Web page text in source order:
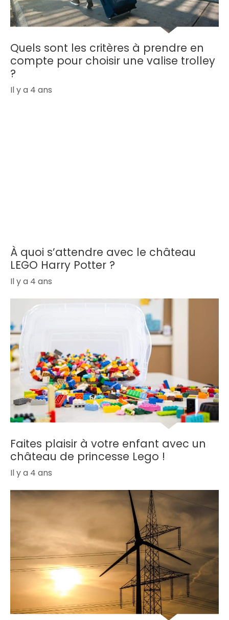
Quels sont les critères à prendre en
compte pour choisir une valise trolley
?
Il y a 4 ans
À quoi s’attendre avec le château
LEGO Harry Potter ?
Il y a 4 ans
Faites plaisir à votre enfant avec un
château de princesse Lego !
Il y a 4 ans